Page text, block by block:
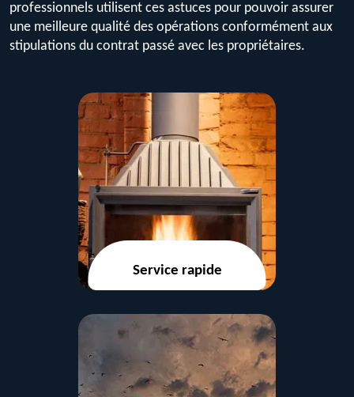
professionnels utilisent ces astuces pour pouvoir assurer
une meilleure qualité des opérations conformément aux
stipulations du contrat passé avec les propriétaires.
Service rapide